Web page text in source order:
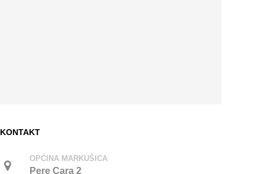
KONTAKT
OPĆINA MARKUŠICA
Pere Cara 2